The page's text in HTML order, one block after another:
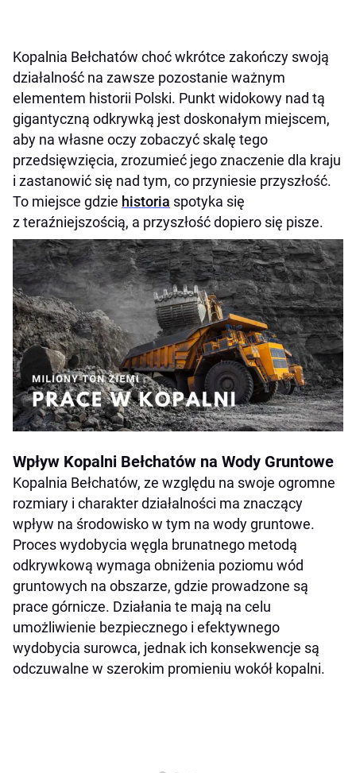
Kopalnia Bełchatów choć wkrótce zakończy swoją
działalność na zawsze pozostanie ważnym
elementem historii Polski. Punkt widokowy nad tą
gigantyczną odkrywką jest doskonałym miejscem,
aby na własne oczy zobaczyć skalę tego
przedsięwzięcia, zrozumieć jego znaczenie dla kraju
i zastanowić się nad tym, co przyniesie przyszłość.
To miejsce gdzie historia spotyka się
z teraźniejszością, a przyszłość dopiero się pisze.
Wpływ Kopalni Bełchatów na Wody Gruntowe
Kopalnia Bełchatów, ze względu na swoje ogromne
rozmiary i charakter działalności ma znaczący
wpływ na środowisko w tym na wody gruntowe.
Proces wydobycia węgla brunatnego metodą
odkrywkową wymaga obniżenia poziomu wód
gruntowych na obszarze, gdzie prowadzone są
prace górnicze. Działania te mają na celu
umożliwienie bezpiecznego i efektywnego
wydobycia surowca, jednak ich konsekwencje są
odczuwalne w szerokim promieniu wokół kopalni.